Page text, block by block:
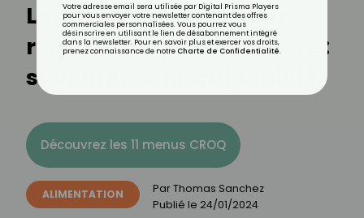
Le goûter idéal dans un
rééquilibrage alimentaire :
savourer sans culpabilité
Découvrez les 11 menus CROQ
ALIMENTATION ParThomas Sanchez
Publié le 24/01/2024
Votre adresse email sera utilisée par Digital Prisma Players
pour vous envoyer votre newsletter contenant des offres
commerciales personnalisées. Vous pourrez vous
désinscrire en utilisant le lien de désabonnement intégré
dans la newsletter. Pour en savoir plus et exercer vos droits,
prenez connaissance de notre Charte de Confidentialité.